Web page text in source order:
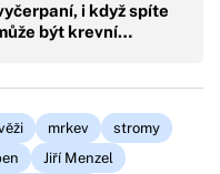
i když spíte
být krevní…
mrkev
stromy
Jiří Menzel